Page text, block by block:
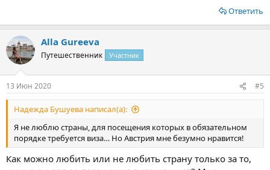
Тип визы для посещения Австрии определяется целью
нахождения в стране. Всего есть несколько видов виз, которые
могут получить граждане России или СНГ.
Туристическая виза.
Самая широко встречающаяся и распространенная виза.
Относится к шенгенскому типу «С». Ее часто оформляют для
командировок, для поездки на отдых или к друзьям, то есть в
тех случаях, когда не планируют остаться на долгое время.
С туристической визой нельзя работать в Австрии, практически
все разрешенные визой дни нужно находиться на территории
Австрии. Что бы виза считалась открытой, нужно пересечь
границу страны.
Есть так же транзитная виза. Ее оформляют для того что бы
пересечь границу Австрии и добраться до аэропорта, откуда
уже пересесть на самолет в нужную страну. Россиянам не
Ответить
Alla Gureeva
Путешественник Участник
13 Июн 2020 #5
Надежда Бушуева написал(а):
Я не люблю страны, для посещения которых в обязательном
порядке требуется виза… Но Австрия мне безумно нравится!
Как можно любить или не любить страну только за то,